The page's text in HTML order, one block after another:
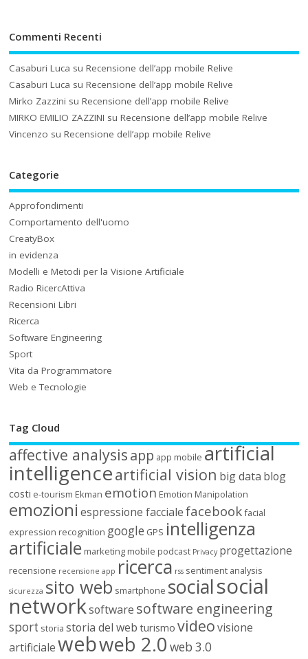
Commenti Recenti
Casaburi Luca suRecensione dell’app mobile Relive
Casaburi Luca suRecensione dell’app mobile Relive
Mirko Zazzini suRecensione dell’app mobile Relive
MIRKO EMILIO ZAZZINI suRecensione dell’app mobile Relive
Vincenzo suRecensione dell’app mobile Relive
Categorie
Approfondimenti
Comportamento dell'uomo
CreatyBox
in evidenza
Modelli e Metodi per la Visione Artificiale
Radio RicercAttiva
Recensioni Libri
Ricerca
Software Engineering
Sport
Vita da Programmatore
Web e Tecnologie
Tag Cloud
affective analysisapp app mobile artificial
intelligenceartificial vision big data blog
costi e-tourism Ekman emotion Emotion Manipolation
emozioni espressione facciale facebookfacial
expression recognition google GPS intelligenza
artificiale marketing mobile podcast Privacy progettazione
recensione recensione app ricerca rss sentiment analysis
sicurezza sito web smartphone socialsocial
networksoftware software engineering
sport storia storia del web turismo video visione
artificiale webweb 2.0 web 3.0